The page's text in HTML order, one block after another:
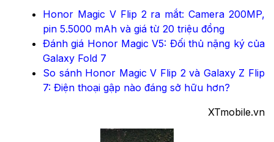
Honor Magic V Flip 2 ra mắt: Camera 200MP,
pin 5.5000 mAh và giá từ 20 triệu đồng
Đánh giá Honor Magic V5: Đối thủ nặng ký của
Galaxy Fold 7
So sánh Honor Magic V Flip 2 và Galaxy Z Flip
7: Điện thoại gập nào đáng sở hữu hơn?
XTmobile.vn